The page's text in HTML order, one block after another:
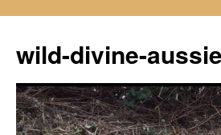
springen
wild-divine-